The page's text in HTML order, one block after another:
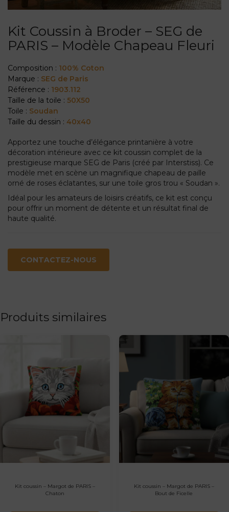
Kit Coussin à Broder – SEG de
PARIS – Modèle Chapeau Fleuri
Composition : 100% Coton
Marque : SEG de Paris
Référence : 1903.112
Taille de la toile : 50X50
Toile : Soudan
Taille du dessin : 40x40
Apportez une touche d’élégance printanière à votre
décoration intérieure avec ce kit coussin complet de la
prestigieuse marque SEG de Paris (créé par Interstiss). Ce
modèle met en scène un magnifique chapeau de paille
orné de roses éclatantes, sur une toile gros trou « Soudan ».
Idéal pour les amateurs de loisirs créatifs, ce kit est conçu
pour offrir un moment de détente et un résultat final de
haute qualité.
CONTACTEZ-NOUS
Produits similaires
Kit coussin – Margot de PARIS –
Chaton
Kit coussin – Margot de PARIS –
Bout de Ficelle